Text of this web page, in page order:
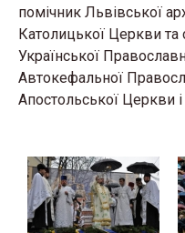
помічник Львівської
Католицької Церкви
Української
Автокефальної
Апостольської Церкви